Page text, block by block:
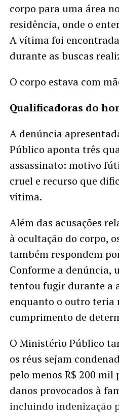
corpo para uma área
residência, onde o
A vítima foi
durante as buscas
O corpo estava com
Qualificadoras do
A denúncia
Público aponta três
assassinato: motivo
cruel e recurso que
vítima.
Além das acusações
à ocultação do corpo,
também respondem
Conforme a denúncia,
tentou fugir durante a
enquanto o outro teria
cumprimento de
O Ministério Público
os réus sejam
pelo menos R$ 200 mil
danos provocados à
incluindo indenização